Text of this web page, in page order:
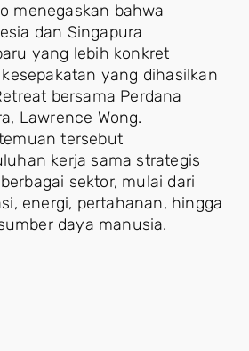
menegaskan bahwa
dan Singapura
yang lebih konkret
yang dihasilkan
bersama Perdana
Lawrence Wong.
tersebut
kerja sama strategis
sektor, mulai dari
energi, pertahanan, hingga
daya manusia.